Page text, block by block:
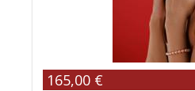
165,00 €